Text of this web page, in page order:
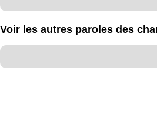
Voir les autres paroles des